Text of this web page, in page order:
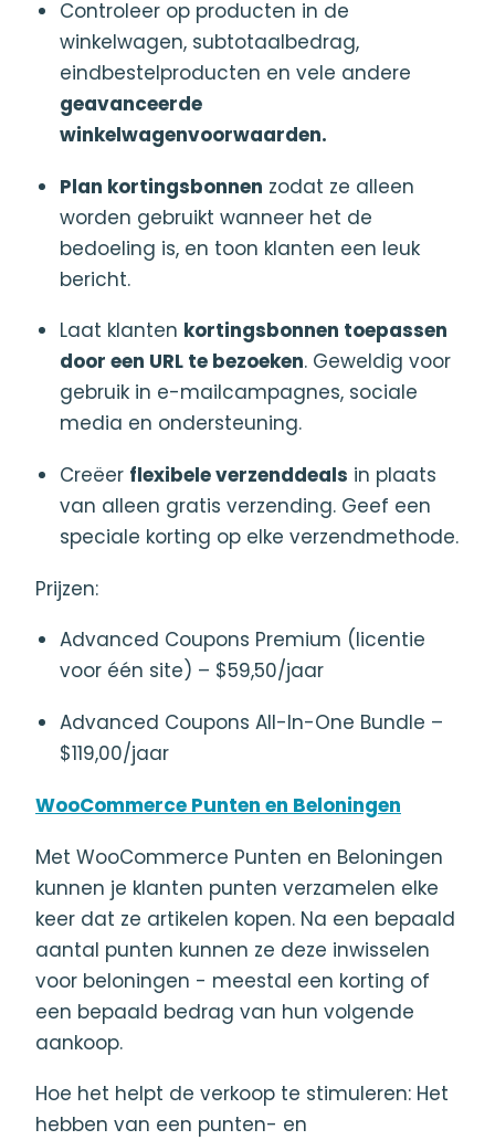
Controleer op producten in de
winkelwagen, subtotaalbedrag,
eindbestelproducten en vele andere
geavanceerde
winkelwagenvoorwaarden.
Plan kortingsbonnen zodat ze alleen
worden gebruikt wanneer het de
bedoeling is, en toon klanten een leuk
bericht.
Laat klanten kortingsbonnen toepassen
door een URL te bezoeken. Geweldig voor
gebruik in e-mailcampagnes, sociale
media en ondersteuning.
Creëer flexibele verzenddeals in plaats
van alleen gratis verzending. Geef een
speciale korting op elke verzendmethode.
Prijzen:
Advanced Coupons Premium (licentie
voor één site) – $59,50/jaar
Advanced Coupons All-In-One Bundle –
$119,00/jaar
WooCommerce Punten en Beloningen
Met WooCommerce Punten en Beloningen
kunnen je klanten punten verzamelen elke
keer dat ze artikelen kopen. Na een bepaald
aantal punten kunnen ze deze inwisselen
voor beloningen - meestal een korting of
een bepaald bedrag van hun volgende
aankoop.
Hoe het helpt de verkoop te stimuleren: Het
hebben van een punten- en